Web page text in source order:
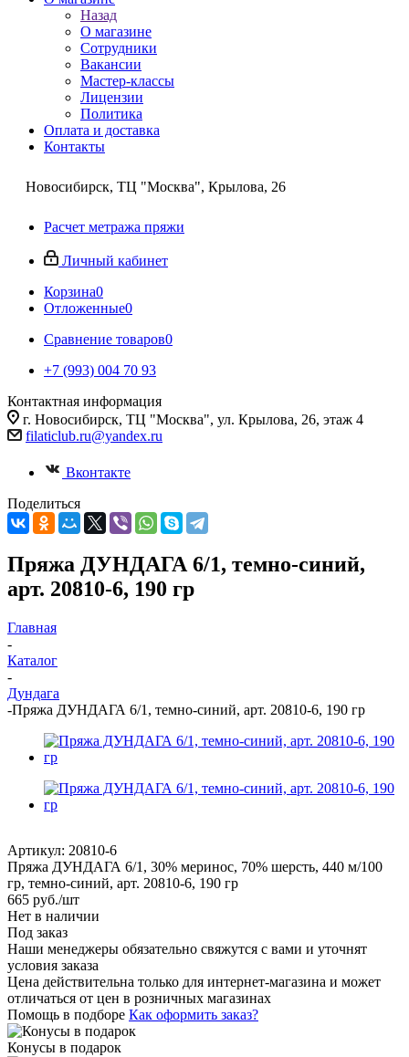
Назад
О магазине
Сотрудники
Вакансии
Мастер-классы
Лицензии
Политика
Оплата и доставка
Контакты
Новосибирск, ТЦ "Москва", Крылова, 26
Расчет метража пряжи
Личный кабинет
Корзина0
Отложенные0
Сравнение товаров0
+7 (993) 004 70 93
Контактная информация
г. Новосибирск, ТЦ "Москва", ул. Крылова, 26, этаж 4
filaticlub.ru@yandex.ru
Вконтакте
Поделиться
Пряжа ДУНДАГА 6/1, темно-синий,
арт. 20810-6, 190 гр
Главная
-
Каталог
-
Дундага
-Пряжа ДУНДАГА 6/1, темно-синий, арт. 20810-6, 190 гр
Артикул: 20810-6
Пряжа ДУНДАГА 6/1, 30% меринос, 70% шерсть, 440 м/100
гр, темно-синий, арт. 20810-6, 190 гр
665 руб./шт
Нет в наличии
Под заказ
Наши менеджеры обязательно свяжутся с вами и уточнят
условия заказа
Цена действительна только для интернет-магазина и может
отличаться от цен в розничных магазинах
Помощь в подборе Как оформить заказ?
Конусы в подарок